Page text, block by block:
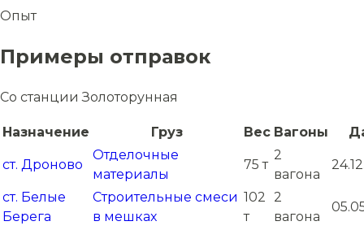
Опыт
Примеры отправок
Со станции Золоторунная
Назначение Груз Вес Вагоны
ст. Дроново
Отделочные
материалы
75 т
2
вагона
ст. Белые
Берега
Строительные смеси
в мешках
102
т
2
вагона